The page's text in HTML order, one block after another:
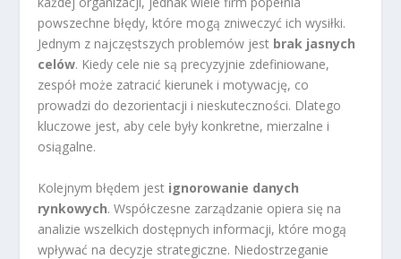
powszechne błędy, które mogą zniweczyć ich wysiłki.
Jednym z najczęstszych problemów jest brak jasnych
celów. Kiedy cele nie są precyzyjnie zdefiniowane,
zespół może zatracić kierunek i motywację, co
prowadzi do dezorientacji i nieskuteczności. Dlatego
kluczowe jest, aby cele były konkretne, mierzalne i
osiągalne.
Kolejnym błędem jest ignorowanie danych
rynkowych. Współczesne zarządzanie opiera się na
analizie wszelkich dostępnych informacji, które mogą
wpływać na decyzje strategiczne. Niedostrzeganie